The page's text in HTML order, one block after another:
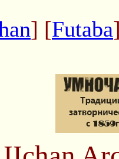
] [Futaba